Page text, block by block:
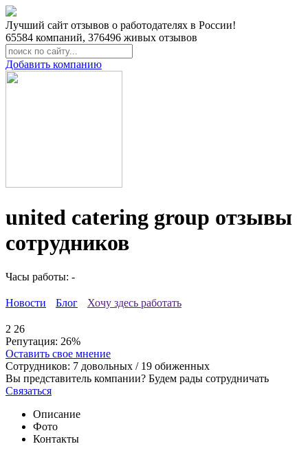
Лучший сайт отзывов о работодателях в России!
65584 компаний, 376496 живых отзывов
Добавить компанию
united catering group отзывы
сотрудников
Часы работы: -
Новости Блог Хочу здесь работать
2 26
Репутация: 26%
Оставить свое мнение
Сотрудников: 7 довольных / 19 обиженных
Вы представитель компании? Будем рады сотрудничать
Связаться
Описание
Фото
Контакты